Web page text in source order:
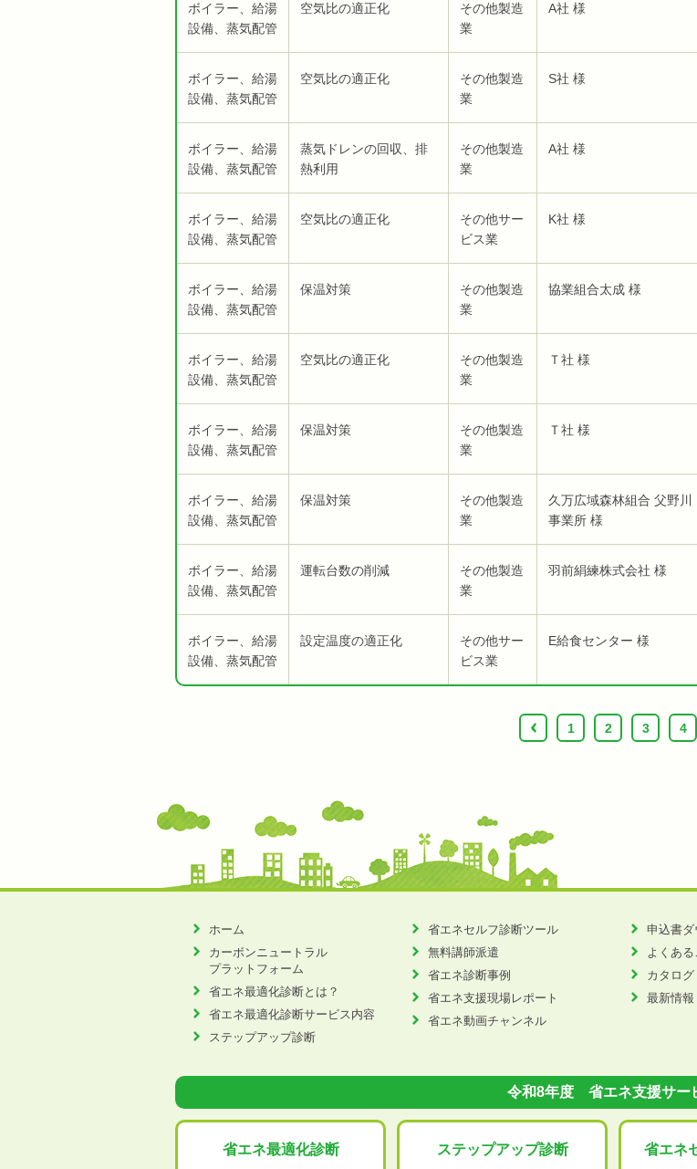
ボイラー、給湯
設備、蒸気配管
空気比の適正化
その他製造
業
A社 様
ボイラー、給湯
設備、蒸気配管
空気比の適正化
その他製造
業
S社 様
ボイラー、給湯
設備、蒸気配管
蒸気ドレンの回収、排
熱利用
その他製造
業
A社 様
ボイラー、給湯
設備、蒸気配管
空気比の適正化
その他サー
ビス業
K社 様
ボイラー、給湯
設備、蒸気配管
保温対策
その他製造
業
協業組合太成 様
ボイラー、給湯
設備、蒸気配管
空気比の適正化
その他製造
業
Ｔ社 様
ボイラー、給湯
設備、蒸気配管
保温対策
その他製造
業
Ｔ社 様
ボイラー、給湯
設備、蒸気配管
保温対策
その他製造
業
久万広域森林組合 父野川
事業所 様
ボイラー、給湯
設備、蒸気配管
運転台数の削減
その他製造
業
羽前絹練株式会社 様
ボイラー、給湯
設備、蒸気配管
設定温度の適正化
その他サー
ビス業
E給食センター 様
‹ 1 2 3 4
ホーム
カーボンニュートラル
プラットフォーム
省エネ最適化診断とは？
省エネ最適化診断サービス内容
ステップアップ診断
省エネセルフ診断ツール
無料講師派遣
省エネ診断事例
省エネ支援現場レポート
省エネ動画チャンネル
申込書ダ
よくある
カタログ
最新情報
令和8年度 省エネ支援サー
省エネ最適化診断
ステップアップ診断
省エネ